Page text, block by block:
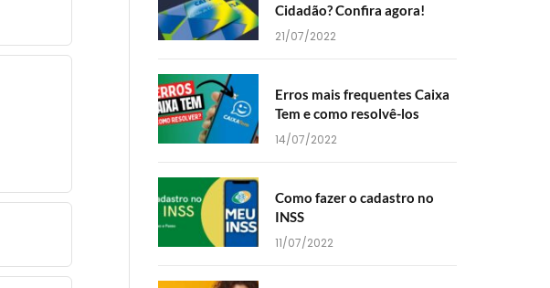
Cidadão? Confira agora!
21/07/2022
Erros mais frequentes Caixa
Tem e como resolvê-los
14/07/2022
Como fazer o cadastro no
INSS
11/07/2022